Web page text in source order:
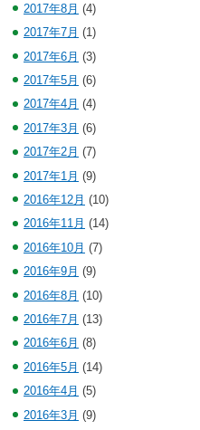
2017年8月 (4)
2017年7月 (1)
2017年6月 (3)
2017年5月 (6)
2017年4月 (4)
2017年3月 (6)
2017年2月 (7)
2017年1月 (9)
2016年12月 (10)
2016年11月 (14)
2016年10月 (7)
2016年9月 (9)
2016年8月 (10)
2016年7月 (13)
2016年6月 (8)
2016年5月 (14)
2016年4月 (5)
2016年3月 (9)